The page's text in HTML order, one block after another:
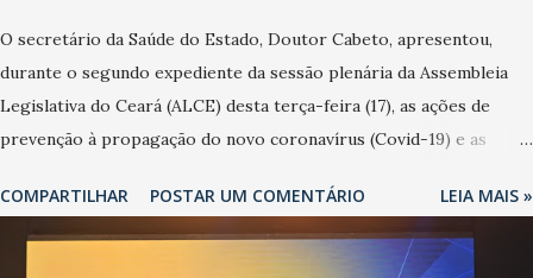
O secretário da Saúde do Estado, Doutor Cabeto, apresentou,
durante o segundo expediente da sessão plenária da Assembleia
Legislativa do Ceará (ALCE) desta terça-feira (17), as ações de
prevenção à propagação do novo coronavírus (Covid-19) e as
da pandemia e atendimento aos enfermos. O secretário informou
que o Estado tem desenvolvido um plano de contingência pautado
em formas de reconhecimento da população suspeita e de
COMPARTILHAR POSTAR UM COMENTÁRIO LEIA MAIS »